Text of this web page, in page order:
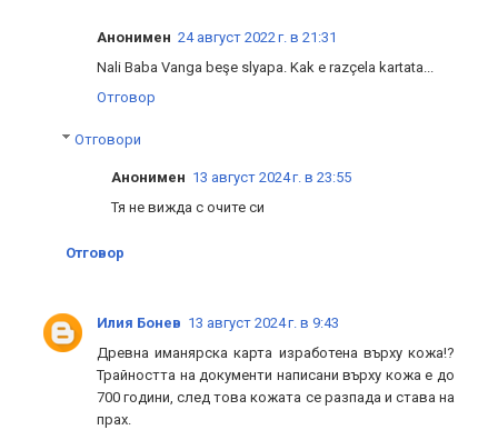
Анонимен 24 август 2022 г. в 21:31
Nali Baba Vanga beşe slyapa. Kak e razçela kartata...
Отговор
Отговори
Анонимен 13 август 2024 г. в 23:55
Тя не вижда с очите си
Отговор
Илия Бонев 13 август 2024 г. в 9:43
Древна иманярска карта изработена върху кожа!?
Трайността на документи написани върху кожа е до
700 години, след това кожата се разпада и става на
прах.